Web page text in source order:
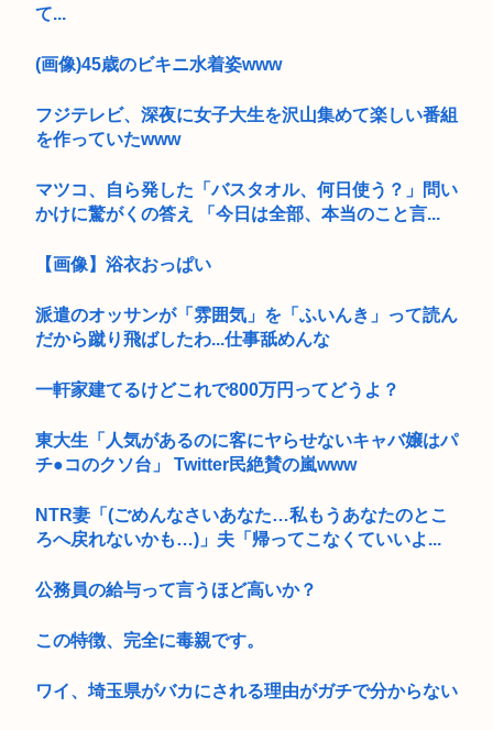
て...
(画像)45歳のビキニ水着姿www
フジテレビ、深夜に女子大生を沢山集めて楽しい番組
を作っていたwww
マツコ、自ら発した「バスタオル、何日使う？」問い
かけに驚がくの答え 「今日は全部、本当のこと言...
【画像】浴衣おっぱい
派遣のオッサンが「雰囲気」を「ふいんき」って読ん
だから蹴り飛ばしたわ...仕事舐めんな
一軒家建てるけどこれで800万円ってどうよ？
東大生「人気があるのに客にヤらせないキャバ嬢はパ
チ●コのクソ台」 Twitter民絶賛の嵐www
NTR妻「(ごめんなさいあなた…私もうあなたのとこ
ろへ戻れないかも…)」夫「帰ってこなくていいよ...
公務員の給与って言うほど高いか？
この特徴、完全に毒親です。
ワイ、埼玉県がバカにされる理由がガチで分からない